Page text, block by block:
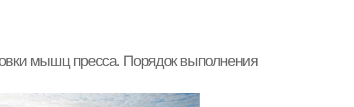
мышц пресса. Порядок выполнения